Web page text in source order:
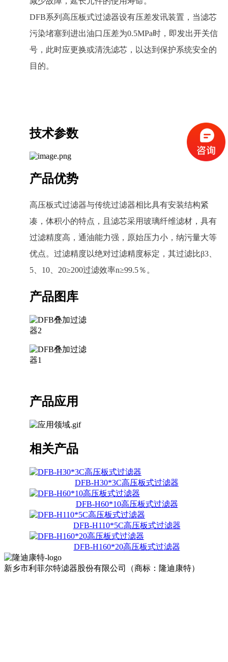
DFB系列高压板式过滤器设有压差发讯装置，当滤芯
污染堵塞到进出油口压差为0.5MPa时，即发出开关信
号，此时应更换或清洗滤芯，以达到保护系统安全的
目的。
技术参数
产品优势
高压板式过滤器与传统过滤器相比具有安装结构紧
凑，体积小的特点，且滤芯采用玻璃纤维滤材，具有
过滤精度高，通油能力强，原始压力小，纳污量大等
优点。过滤精度以绝对过滤精度标定，其过滤比β3、
5、10、20≥200过滤效率n≥99.5％。
产品图库
产品应用
相关产品
DFB-H30*3C高压板式过滤器
DFB-H60*10高压板式过滤器
DFB-H110*5C高压板式过滤器
DFB-H160*20高压板式过滤器
新乡市利菲尔特滤器股份有限公司（商标：隆迪康特）